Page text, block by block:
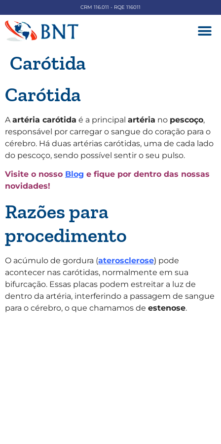
CRM 116.011 - RQE 116011
Carótida
Carótida
Aartéria carótida é a principal artéria no pescoço,
responsável por carregar o sangue do coração para o
cérebro. Há duas artérias carótidas, uma de cada lado
do pescoço, sendo possível sentir o seu pulso.
Visite o nosso Blog e fique por dentro das nossas
novidades!
Razões para
procedimento
O acúmulo de gordura (aterosclerose) pode
acontecer nas carótidas, normalmente em sua
bifurcação. Essas placas podem estreitar a luz de
dentro da artéria, interferindo a passagem de sangue
para o cérebro, o que chamamos de estenose.